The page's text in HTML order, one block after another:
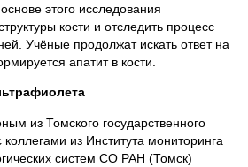
этого исследования
кости и отследить процесс
Учёные продолжат искать ответ на
апатит в кости.
из Томского государственного
коллегами из Института мониторинга
систем СО РАН (Томск)